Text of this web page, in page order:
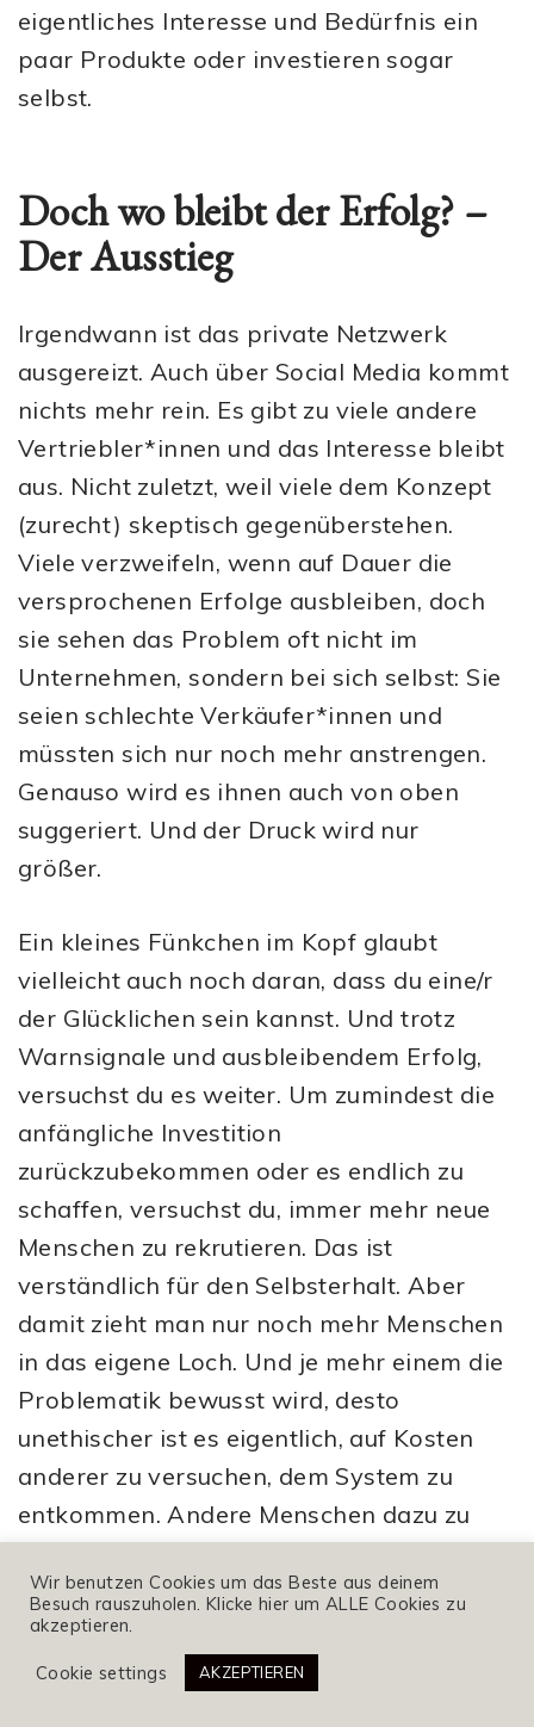
eigentliches Interesse und Bedürfnis ein
paar Produkte oder investieren sogar
selbst.
Doch wo bleibt der Erfolg? –
Der Ausstieg
Irgendwann ist das private Netzwerk
ausgereizt. Auch über Social Media kommt
nichts mehr rein. Es gibt zu viele andere
Vertriebler*innen und das Interesse bleibt
aus. Nicht zuletzt, weil viele dem Konzept
(zurecht) skeptisch gegenüberstehen.
Viele verzweifeln, wenn auf Dauer die
versprochenen Erfolge ausbleiben, doch
sie sehen das Problem oft nicht im
Unternehmen, sondern bei sich selbst: Sie
seien schlechte Verkäufer*innen und
müssten sich nur noch mehr anstrengen.
Genauso wird es ihnen auch von oben
suggeriert. Und der Druck wird nur
größer.
Ein kleines Fünkchen im Kopf glaubt
vielleicht auch noch daran, dass du eine/r
der Glücklichen sein kannst. Und trotz
Warnsignale und ausbleibendem Erfolg,
versuchst du es weiter. Um zumindest die
anfängliche Investition
zurückzubekommen oder es endlich zu
schaffen, versuchst du, immer mehr neue
Menschen zu rekrutieren. Das ist
verständlich für den Selbsterhalt. Aber
damit zieht man nur noch mehr Menschen
in das eigene Loch. Und je mehr einem die
Problematik bewusst wird, desto
unethischer ist es eigentlich, auf Kosten
anderer zu versuchen, dem System zu
entkommen. Andere Menschen dazu zu
man selbst erkannt hat, wie
unwahrscheinlich der vorgegaukelte Erfolg
ist, ist nicht okay.
Wir benutzen Cookies um das Beste aus deinem
Besuch rauszuholen. Klicke hier um ALLE Cookies zu
akzeptieren.
Cookie settings AKZEPTIEREN